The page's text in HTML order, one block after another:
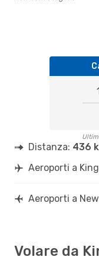
Distanza: 436
Aeroporti a
Aeroporti a
Volare da